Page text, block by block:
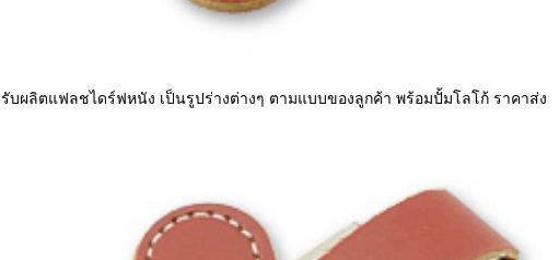
รับผลิตแฟลชไดร์ฟหนัง เป็นรูปร่างต่างๆ ตามแบบของลูกค้า พร้อมปั้มโลโก้ ราคาส่ง